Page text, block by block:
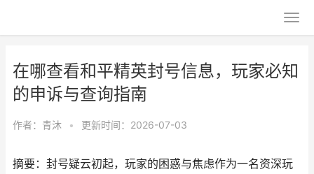
在哪查看和平精英封号信息，玩家必知
的申诉与查询指南
作者： 青沐 • 更新时间：2026-07-03
摘要：封号疑云初起，玩家的困惑与焦虑作为一名资深玩